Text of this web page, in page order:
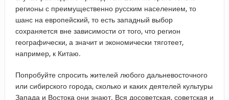
регионы с преимущественно русским населением, то
шанс на европейский, то есть западный выбор
сохраняется вне зависимости от того, что регион
географически, а значит и экономически тяготеет,
например, к Китаю.
Попробуйте спросить жителей любого дальневосточного
или сибирского города, сколько и каких деятелей культуры
Запада и Востока они знают. Вся досоветская, советская и